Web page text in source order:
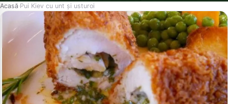
Acasă›Pui Kiev cu unt și usturoi